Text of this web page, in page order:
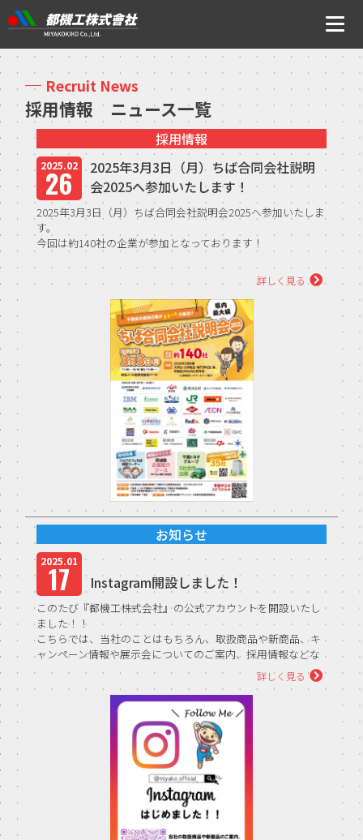
ニュース
会社案内
トップメッセージ・社是・経営理念
会社概要
沿革
事業所アクセス
事業内容
取扱商品・メーカー
取扱メーカー一覧
採用情報
会社を知る
人と仕事を知る
社風を知る
制度を知る
お問い合わせ
Recruit News
採用情報 ニュース一覧
採用情報
2025.02
26
2025年3月3日（月）ちば合同会社説明
会2025へ参加いたします！
2025年3月3日（月）ちば合同会社説明会2025へ参加いたしま
す。
今回は約140社の企業が参加となっております！
【開催日時】 3月3日（月）11：00～16：10（受付10：00
～）
【会場】 幕張メ...
詳しく見る
お知らせ
2025.01
17 Instagram開設しました！
このたび『都機工株式会社』の公式アカウントを開設いたし
ました！！
こちらでは、当社のことはもちろん、取扱商品や新商品、キ
ャンペーン情報や展示会についてのご案内、採用情報などな
ど…
詳しく見る